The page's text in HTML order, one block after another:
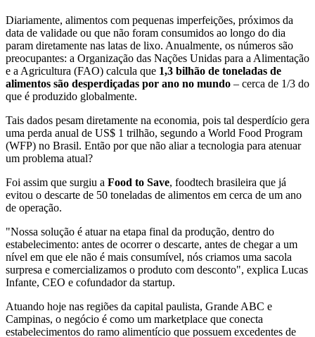
Diariamente, alimentos com pequenas imperfeições, próximos da
data de validade ou que não foram consumidos ao longo do dia
param diretamente nas latas de lixo. Anualmente, os números são
preocupantes: a Organização das Nações Unidas para a Alimentação
e a Agricultura (FAO) calcula que 1,3 bilhão de toneladas de
alimentos são desperdiçadas por ano no mundo – cerca de 1/3 do
que é produzido globalmente.
Tais dados pesam diretamente na economia, pois tal desperdício gera
uma perda anual de US$ 1 trilhão, segundo a World Food Program
(WFP) no Brasil. Então por que não aliar a tecnologia para atenuar
um problema atual?
Foi assim que surgiu a Food to Save, foodtech brasileira que já
evitou o descarte de 50 toneladas de alimentos em cerca de um ano
de operação.
"Nossa solução é atuar na etapa final da produção, dentro do
estabelecimento: antes de ocorrer o descarte, antes de chegar a um
nível em que ele não é mais consumível, nós criamos uma sacola
surpresa e comercializamos o produto com desconto", explica Lucas
Infante, CEO e cofundador da startup.
Atuando hoje nas regiões da capital paulista, Grande ABC e
Campinas, o negócio é como um marketplace que conecta
estabelecimentos do ramo alimentício que possuem excedentes de